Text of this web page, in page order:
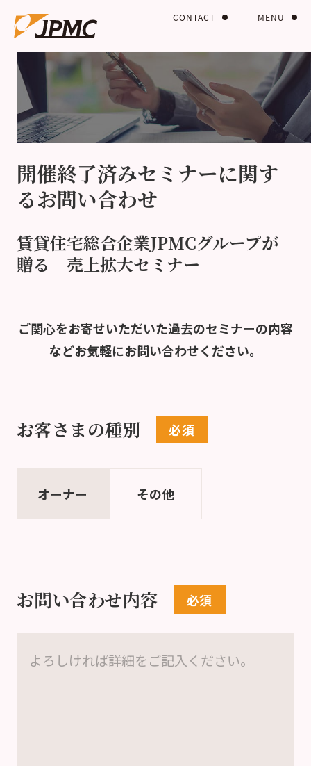
MENU
CONTACT
開催終了済みセミナーに関す
るお問い合わせ
賃貸住宅総合企業JPMCグループが
贈る 売上拡大セミナー
ご関心をお寄せいただいた過去のセミナーの内容
などお気軽にお問い合わせください。
お客さまの種別
オーナー その他
お問い合わせ内容